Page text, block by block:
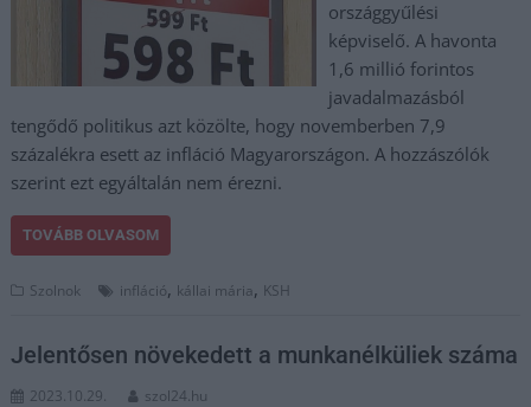
országgyűlési
képviselő. A havonta
1,6 millió forintos
javadalmazásból
tengődő politikus azt közölte, hogy novemberben 7,9
százalékra esett az infláció Magyarországon. A hozzászólók
szerint ezt egyáltalán nem érezni.
TOVÁBB OLVASOM
Szolnok infláció, kállai mária, KSH
Jelentősen növekedett a munkanélküliek száma
2023.10.29. szol24.hu